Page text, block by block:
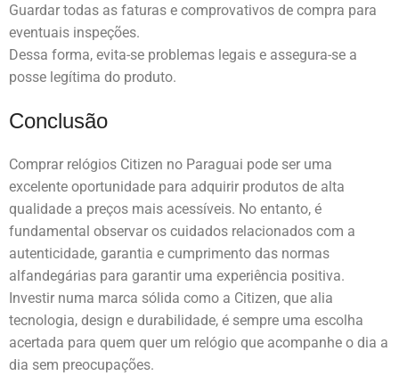
Guardar todas as faturas e comprovativos de compra para
eventuais inspeções.
Dessa forma, evita-se problemas legais e assegura-se a
posse legítima do produto.
Conclusão
Comprar relógios Citizen no Paraguai pode ser uma
excelente oportunidade para adquirir produtos de alta
qualidade a preços mais acessíveis. No entanto, é
fundamental observar os cuidados relacionados com a
autenticidade, garantia e cumprimento das normas
alfandegárias para garantir uma experiência positiva.
Investir numa marca sólida como a Citizen, que alia
tecnologia, design e durabilidade, é sempre uma escolha
acertada para quem quer um relógio que acompanhe o dia a
dia sem preocupações.